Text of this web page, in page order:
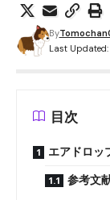
Last Updated:
By
目次
エアドロッ
参考文